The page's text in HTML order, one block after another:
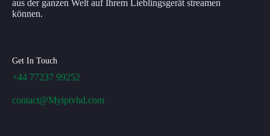
aus der ganzen Welt auf Ihrem Lieblingsgerät streamen
können.
Get In Touch
+44 77237 99252
contact@Myiptvhd.com